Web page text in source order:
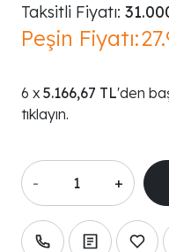
Taksitli Fiyatı:
Peşin Fiyatı:
5.166,67 TL'den
tıklayın.
- +